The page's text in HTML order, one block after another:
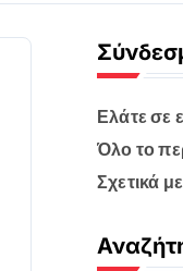
Ελάτε σε
Όλο το
Σχετικά